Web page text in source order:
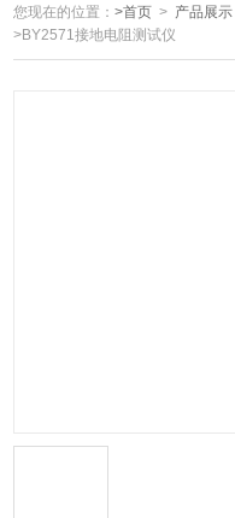
您现在的位置：>首页 > 产品展示
>BY2571接地电阻测试仪